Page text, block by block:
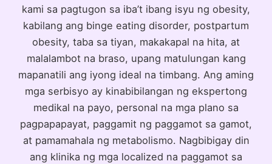
kami sa pagtugon sa iba’t ibang isyu ng obesity,
kabilang ang binge eating disorder, postpartum
obesity, taba sa tiyan, makakapal na hita, at
malalambot na braso, upang matulungan kang
mapanatili ang iyong ideal na timbang. Ang aming
mga serbisyo ay kinabibilangan ng ekspertong
medikal na payo, personal na mga plano sa
pagpapapayat, paggamit ng paggamot sa gamot,
at pamamahala ng metabolismo. Nagbibigay din
ang klinika ng mga localized na paggamot sa